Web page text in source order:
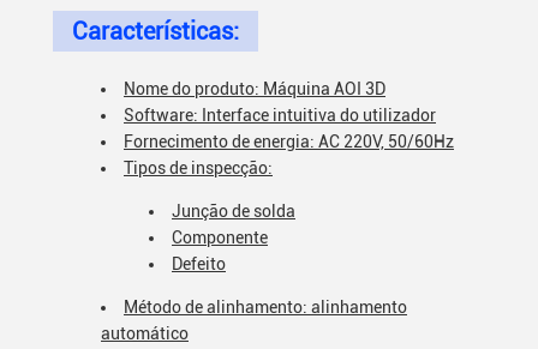
Características:
Nome do produto: Máquina AOI 3D
Software: Interface intuitiva do utilizador
Fornecimento de energia: AC 220V, 50/60Hz
Tipos de inspecção:
Junção de solda
Componente
Defeito
Método de alinhamento: alinhamento
automático